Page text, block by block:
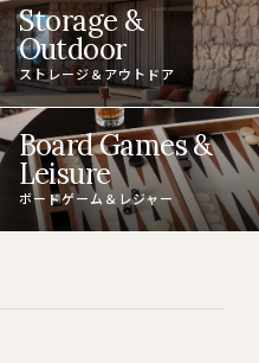
Storage &
Outdoor
ストレージ＆アウトドア
Board Games &
Leisure
ボードゲーム＆レジャー